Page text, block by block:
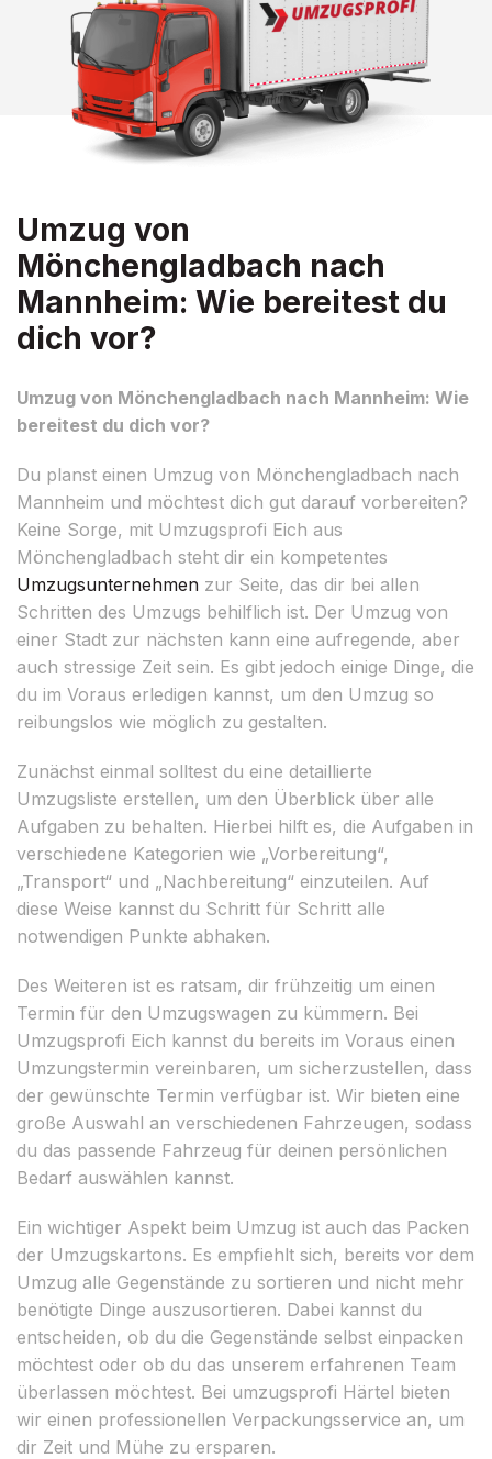
Umzug von
Mönchengladbach nach
Mannheim: Wie bereitest du
dich vor?
Umzug von Mönchengladbach nach Mannheim: Wie
bereitest du dich vor?
Du planst einen Umzug von Mönchengladbach nach
Mannheim und möchtest dich gut darauf vorbereiten?
Keine Sorge, mit Umzugsprofi Eich aus
Mönchengladbach steht dir ein kompetentes
Umzugsunternehmen zur Seite, das dir bei allen
Schritten des Umzugs behilflich ist. Der Umzug von
einer Stadt zur nächsten kann eine aufregende, aber
auch stressige Zeit sein. Es gibt jedoch einige Dinge, die
du im Voraus erledigen kannst, um den Umzug so
reibungslos wie möglich zu gestalten.
Zunächst einmal solltest du eine detaillierte
Umzugsliste erstellen, um den Überblick über alle
Aufgaben zu behalten. Hierbei hilft es, die Aufgaben in
verschiedene Kategorien wie „Vorbereitung“,
„Transport“ und „Nachbereitung“ einzuteilen. Auf
diese Weise kannst du Schritt für Schritt alle
notwendigen Punkte abhaken.
Des Weiteren ist es ratsam, dir frühzeitig um einen
Termin für den Umzugswagen zu kümmern. Bei
Umzugsprofi Eich kannst du bereits im Voraus einen
Umzungstermin vereinbaren, um sicherzustellen, dass
der gewünschte Termin verfügbar ist. Wir bieten eine
große Auswahl an verschiedenen Fahrzeugen, sodass
du das passende Fahrzeug für deinen persönlichen
Bedarf auswählen kannst.
Ein wichtiger Aspekt beim Umzug ist auch das Packen
der Umzugskartons. Es empfiehlt sich, bereits vor dem
Umzug alle Gegenstände zu sortieren und nicht mehr
benötigte Dinge auszusortieren. Dabei kannst du
entscheiden, ob du die Gegenstände selbst einpacken
möchtest oder ob du das unserem erfahrenen Team
überlassen möchtest. Bei umzugsprofi Härtel bieten
wir einen professionellen Verpackungsservice an, um
dir Zeit und Mühe zu ersparen.